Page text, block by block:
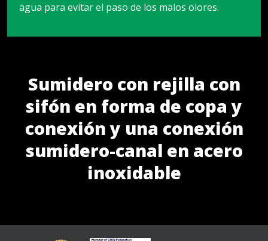
agua para evitar el paso de los malos olores.
Sumidero con rejilla con
sifón en forma de copa y
conexión y una conexión
sumidero-canal en acero
inoxidable